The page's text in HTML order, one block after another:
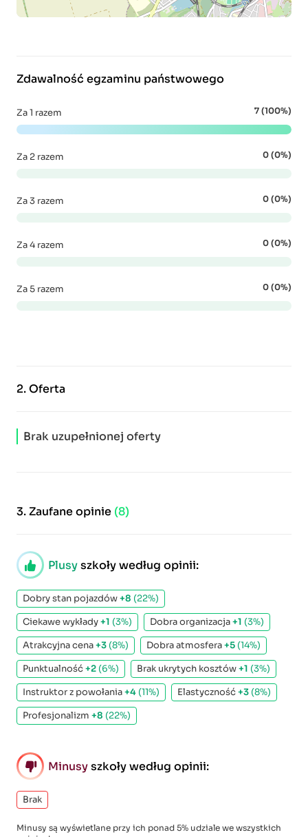
Zdawalność egzaminu państwowego
Za 1 razem 7 (100%)
Za 2 razem 0 (0%)
Za 3 razem 0 (0%)
Za 4 razem 0 (0%)
Za 5 razem 0 (0%)
2.Oferta
Brak uzupełnionej oferty
3.Zaufane opinie (8)
Plusyszkoły według opinii:
Dobry stan pojazdów+8 (22%)
Ciekawe wykłady+1 (3%) Dobra organizacja+1 (3%)
Atrakcyjna cena+3 (8%) Dobra atmosfera+5 (14%)
Punktualność+2 (6%) Brak ukrytych kosztów+1 (3%)
Instruktor z powołania+4 (11%) Elastyczność+3 (8%)
Profesjonalizm +8 (22%)
Minusyszkoły według opinii:
Brak
Minusy są wyświetlane przy ich ponad 5% udziale we wszystkich